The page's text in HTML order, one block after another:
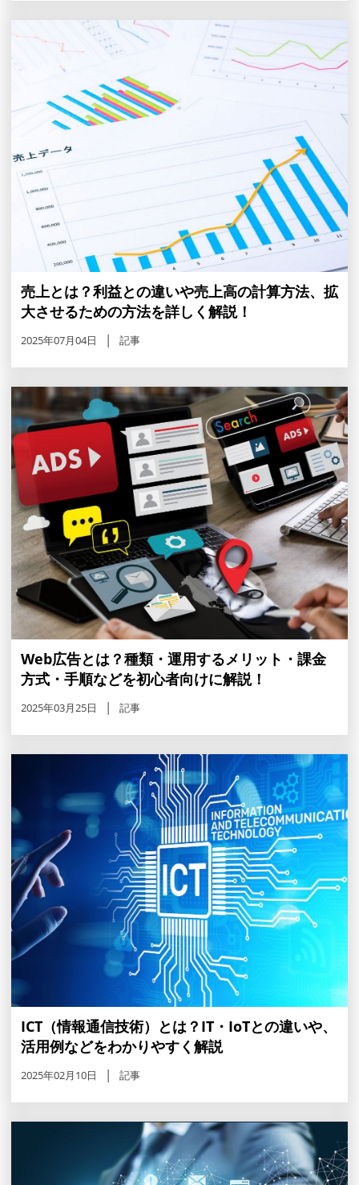
売上とは？利益との違いや売上高の計算方法、拡
大させるための方法を詳しく解説！
2025年07月04日 記事
Web広告とは？種類・運用するメリット・課金
方式・手順などを初心者向けに解説！
2025年03月25日 記事
ICT（情報通信技術）とは？IT・IoTとの違いや、
活用例などをわかりやすく解説
2025年02月10日 記事